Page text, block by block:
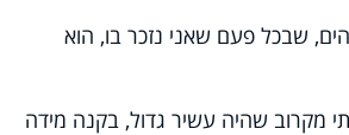
שבכל פעם שאני נזכר בו, הוא
מקרוב שהיה עשיר גדול, בקנה מידה